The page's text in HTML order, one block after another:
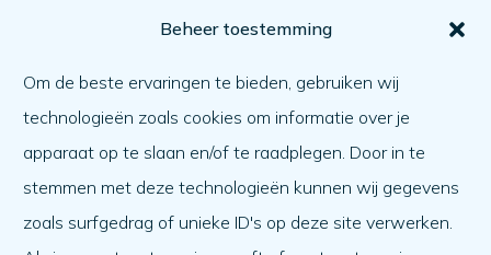
Beheer toestemming
Om de beste ervaringen te bieden, gebruiken wij
technologieën zoals cookies om informatie over je
apparaat op te slaan en/of te raadplegen. Door in te
stemmen met deze technologieën kunnen wij gegevens
zoals surfgedrag of unieke ID's op deze site verwerken.
Quoi de neuf ?
Ordre du jour
A propos de nous